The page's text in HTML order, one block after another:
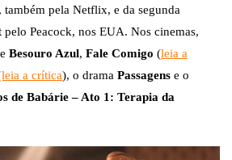
, também pela Netflix, e da segunda
pelo Peacock, nos EUA. Nos cinemas,
Besouro Azul, Fale Comigo (leia a
a crítica), o drama Passagens e o
de Babárie – Ato 1: Terapia da